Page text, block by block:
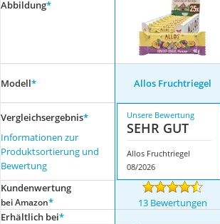
Abbildung*
Modell* Allos Fruchtriegel
Vergleichsergebnis*
Informationen zur
Produktsortierung und
Bewertung
Unsere Bewertung
SEHR GUT
Allos Fruchtriegel
08/2026
Kundenwertung
bei Amazon* 13 Bewertungen
Erhältlich bei*